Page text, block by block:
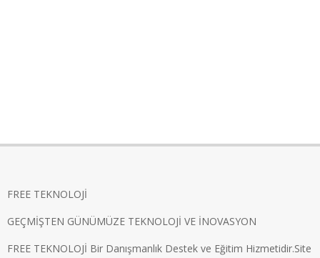
FREE TEKNOLOJİ
GEÇMİŞTEN GÜNÜMÜZE TEKNOLOJİ VE İNOVASYON
FREE TEKNOLOJİ Bir Danışmanlık Destek ve Eğitim Hizmetidir.Site